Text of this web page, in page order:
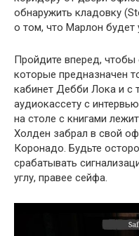
обнаружить кладовку
о том, что Марлон будет
Пройдите вперед,
которые предназначен
кабинет Дебби Лока и с
аудиокассету с
на столе с книгами
Холден забрал в свой
Коронадо. Будьте
срабатывать
углу, правее сейфа.